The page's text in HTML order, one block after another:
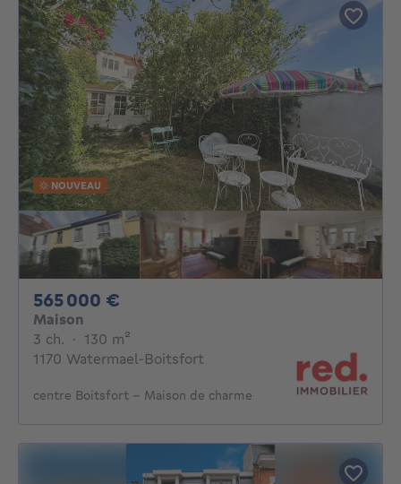
NOUVEAU
565 000 €
Maison
3 ch. 3 chambres
· 130 m²
1170 Watermael-Boitsfort
centre Boitsfort - Maison de charme